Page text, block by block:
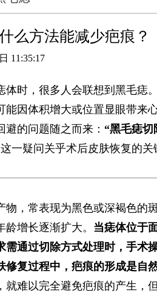
么方法能减少疤痕？
11:35:17
时，很多人会联想到黑毛痣。
能因体积增大或位置显眼带来
的问题随之而来：​ ​“黑毛痣切
这一疑问关乎术后皮肤恢复的关
物，常表现为黑色或深褐色的
增长逐渐扩大。​ 当痣体位于
需通过切除方式处理时，手术
修复过程中，疤痕的形成是自
难以完全避免疤痕的产生，但